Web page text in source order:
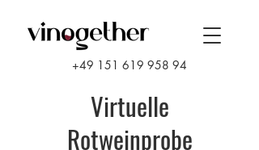
+49 151 619 958 94
Virtuelle
Rotweinprobe